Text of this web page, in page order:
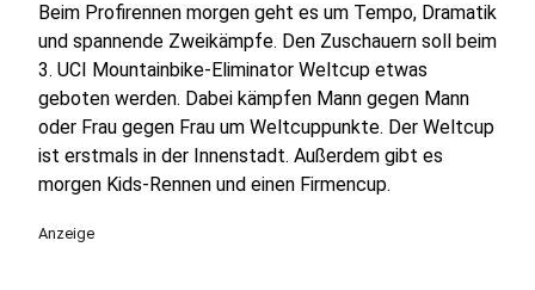
Beim Profirennen morgen geht es um Tempo, Dramatik
und spannende Zweikämpfe. Den Zuschauern soll beim
3. UCI Mountainbike-Eliminator Weltcup etwas
geboten werden. Dabei kämpfen Mann gegen Mann
oder Frau gegen Frau um Weltcuppunkte. Der Weltcup
ist erstmals in der Innenstadt. Außerdem gibt es
morgen Kids-Rennen und einen Firmencup.
Anzeige